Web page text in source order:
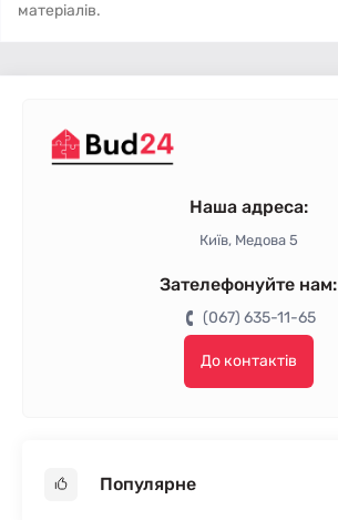
матеріалів.
Наша адреса:
Київ, Медова 5
Зателефонуйте нам:
(067) 635-11-65
До контактів
Популярне